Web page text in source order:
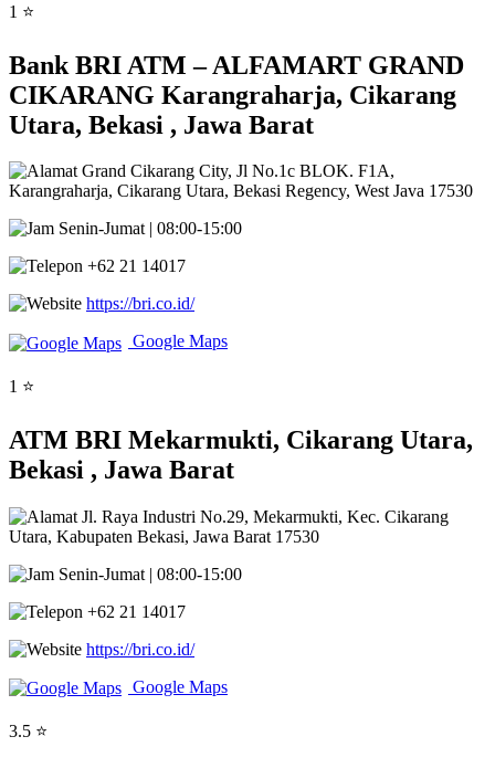
1 ⭐
Bank BRI ATM – ALFAMART GRAND
CIKARANG Karangraharja, Cikarang
Utara, Bekasi , Jawa Barat
Grand Cikarang City, Jl No.1c BLOK. F1A,
Karangraharja, Cikarang Utara, Bekasi Regency, West Java 17530
Senin-Jumat | 08:00-15:00
+62 21 14017
https://bri.co.id/
Google Maps
1 ⭐
ATM BRI Mekarmukti, Cikarang Utara,
Bekasi , Jawa Barat
Jl. Raya Industri No.29, Mekarmukti, Kec. Cikarang
Utara, Kabupaten Bekasi, Jawa Barat 17530
Senin-Jumat | 08:00-15:00
+62 21 14017
https://bri.co.id/
Google Maps
3.5 ⭐